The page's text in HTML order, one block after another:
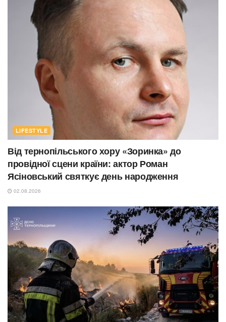
LIFESTYLE
Від тернопільського хору «Зоринка» до
провідної сцени країни: актор Роман
Ясіновський святкує день народження
02.08.2026